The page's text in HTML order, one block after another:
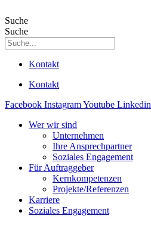
Suche
Suche
Kontakt
Kontakt
Facebook InstagramYoutube Linkedin
Wer wir sind
Unternehmen
Ihre Ansprechpartner
Soziales Engagement
Für Auftraggeber
Kernkompetenzen
Projekte/Referenzen
Karriere
Soziales Engagement